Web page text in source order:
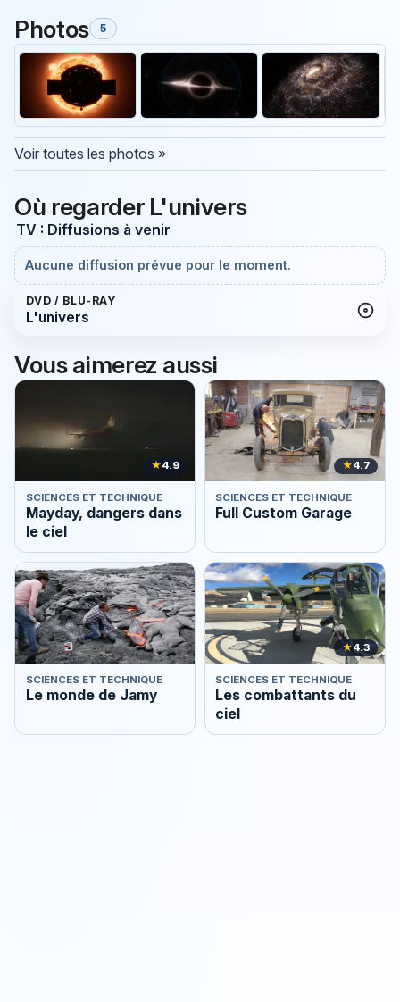
Photos 5
Voir toutes les photos »
Où regarder L'univers
TV : Diffusions à venir
Aucune diffusion prévue pour le moment.
DVD / BLU-RAY
L'univers
Vous aimerez aussi
★4.9
SCIENCES ET TECHNIQUE
Mayday, dangers dans
le ciel
★4.7
SCIENCES ET TECHNIQUE
Full Custom Garage
SCIENCES ET TECHNIQUE
Le monde de Jamy
★4.3
SCIENCES ET TECHNIQUE
Les combattants du
ciel